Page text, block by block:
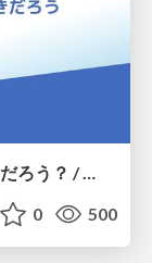
顧客の信頼を感じるのは、どんなときだろう？ / When do you feel a customer's trust?
0 500